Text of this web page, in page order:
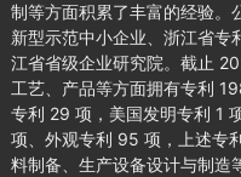
制等方面积累了丰富的经验。
新型示范中小企业、浙江省专
江省省级企业研究院。截止
工艺、产品等方面拥有专利
专利 29 项，美国发明专利 1
项、外观专利 95 项，上述专
料制备、生产设备设计与制造